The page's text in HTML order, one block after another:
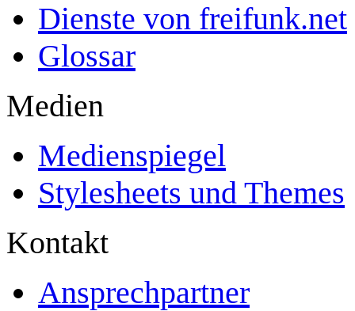
Dienste von freifunk.net
Glossar
Medien
Medienspiegel
Stylesheets und Themes
Kontakt
Ansprechpartner